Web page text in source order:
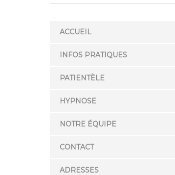
ACCUEIL
INFOS PRATIQUES
PATIENTÈLE
HYPNOSE
NOTRE ÉQUIPE
CONTACT
ADRESSES